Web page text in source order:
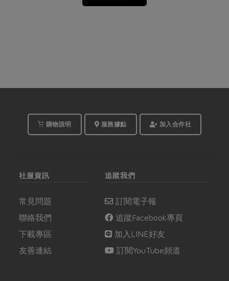
購物說明 服務據點 加入合作社
社服資訊
常見問題
聯絡我們
下載專區
友善連結
追蹤我們
訂閱電子報
追蹤Facebook專頁
加入LINE好友
訂閱YouTube頻道